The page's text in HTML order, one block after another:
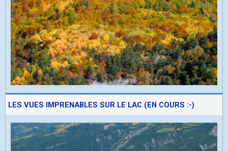
LES VUES IMPRENABLES SUR LE LAC (EN COURS :-)